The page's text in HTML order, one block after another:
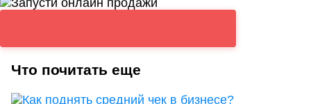
Что почитать еще